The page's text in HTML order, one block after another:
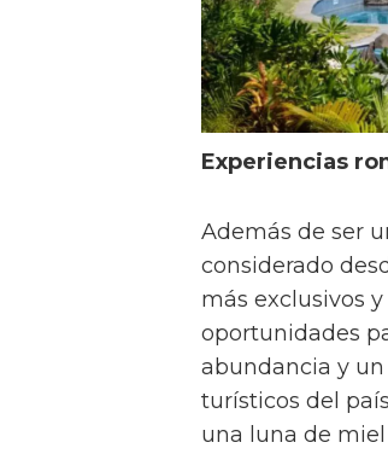
Experiencias
Además de ser
considerado
más exclusivos
oportunidades
abundancia y
turísticos del
una luna de